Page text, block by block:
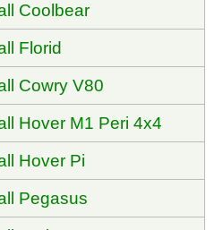
Coolbear
Florid
Cowry V80
Hover M1 Peri 4x4
Hover Pi
Pegasus